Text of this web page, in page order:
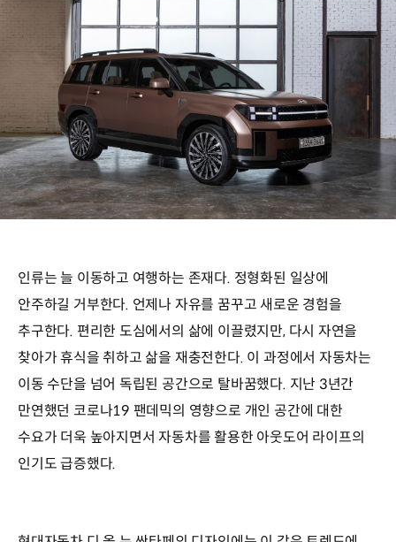
인류는 늘 이동하고 여행하는 존재다. 정형화된 일상에
안주하길 거부한다. 언제나 자유를 꿈꾸고 새로운 경험을
추구한다. 편리한 도심에서의 삶에 이끌렸지만, 다시 자연을
찾아가 휴식을 취하고 삶을 재충전한다. 이 과정에서 자동차는
이동 수단을 넘어 독립된 공간으로 탈바꿈했다. 지난 3년간
만연했던 코로나19 팬데믹의 영향으로 개인 공간에 대한
수요가 더욱 높아지면서 자동차를 활용한 아웃도어 라이프의
인기도 급증했다.